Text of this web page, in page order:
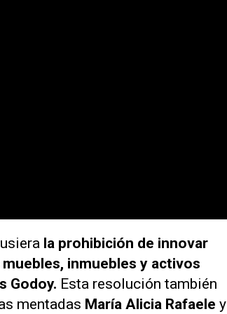
la prohibición de innovar
inmuebles y activos
Godoy. Esta resolución también
mentadas María Alicia Rafaele y